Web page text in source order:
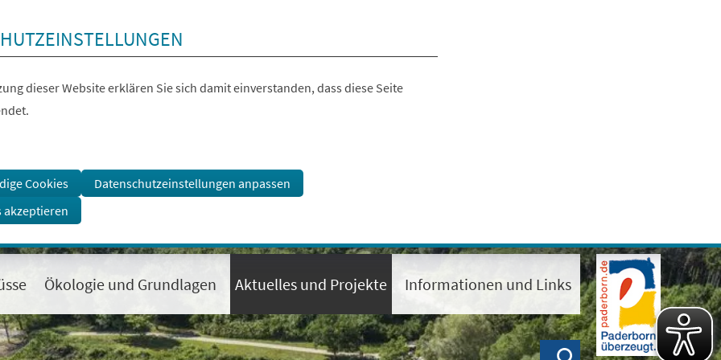
dieser Website erklären Sie sich damit einverstanden, dass diese Seite
Cookies
Datenschutzeinstellungen anpassen
akzeptieren
Ökologie und Grundlagen Aktuelles und Projekte Informationen und Links